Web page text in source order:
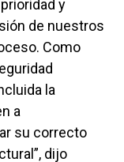
y
de nuestros
Como
la
a
su correcto
dijo